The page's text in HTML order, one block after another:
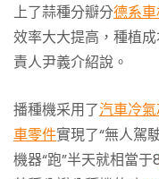
上了蒜種分瓣分德系
效率大大提高，種植
責人尹義介紹說。
播種機采用了汽車冷
車零件實現了“無人駕
機器“跑”半天就相當于